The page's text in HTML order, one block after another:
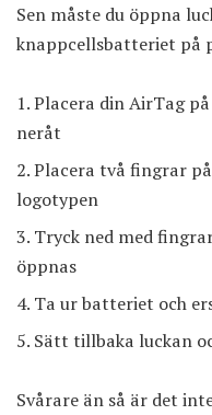
Sen måste du öppna
knappcellsbatteriet på
Placera din AirTag
neråt
Placera två fingrar
logotypen
Tryck ned med
öppnas
Ta ur batteriet och
Sätt tillbaka luckan
Svårare än så är det